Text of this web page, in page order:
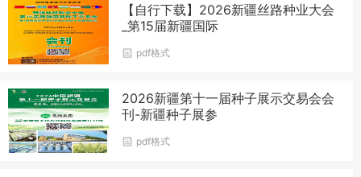
【自行下载】2026新疆丝路种业大会
_第15届新疆国际
pdf格式
2026新疆第十一届种子展示交易会会
刊-新疆种子展参
pdf格式